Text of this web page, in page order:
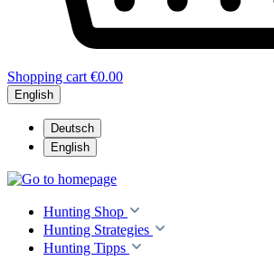
Shopping cart €0.00
English
Deutsch
English
Hunting Shop
Hunting Strategies
Hunting Tipps